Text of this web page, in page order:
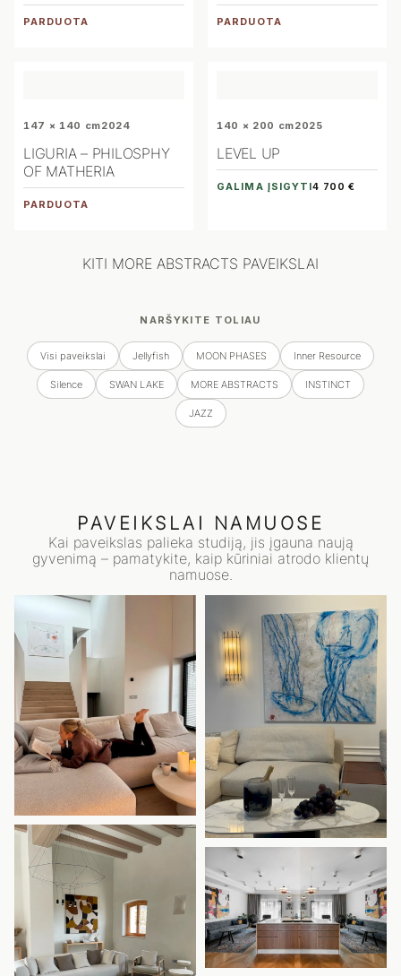
PARDUOTA PARDUOTA
147 × 140 cm2024
LIGURIA – PHILOSPHY
OF MATHERIA
PARDUOTA
140 × 200 cm2025
LEVEL UP
GALIMA ĮSIGYTI4 700 €
KITI MORE ABSTRACTS PAVEIKSLAI
NARŠYKITE TOLIAU
Visi paveikslai Jellyfish MOON PHASES Inner Resource
Silence SWAN LAKE MORE ABSTRACTS INSTINCT
JAZZ
PAVEIKSLAI NAMUOSE
Kai paveikslas palieka studiją, jis įgauna naują
gyvenimą – pamatykite, kaip kūriniai atrodo klientų
namuose.